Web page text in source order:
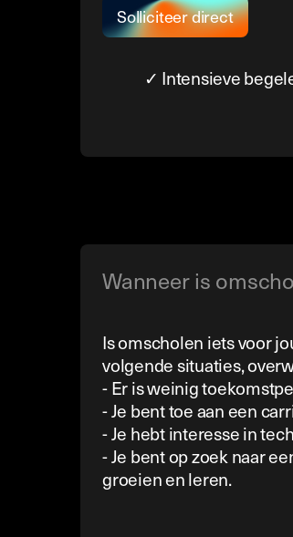
Solliciteer direct
✓ Intensieve
Wanneer is
Is omscholen iets voor
volgende situaties,
- Er is weinig
- Je bent toe aan een
- Je hebt interesse in
- Je bent op zoek naar
groeien en leren.